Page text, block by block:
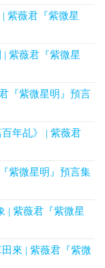
紫薇君『紫微星
紫薇君『紫微星
『紫微星明』預言
年乩》 | 紫薇君
紫微星明』預言集
| 紫薇君『紫微星
來 | 紫薇君『紫微